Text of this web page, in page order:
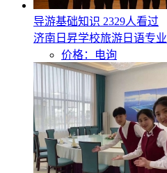
导游基础知识 2329人看过
济南日昇学校旅游日语专业
价格：电询